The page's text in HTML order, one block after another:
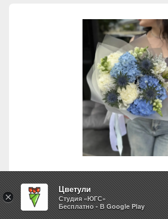
Белые ночи
×
Цветули
Студия «ЮГС»
Бесплатно - В Google Play